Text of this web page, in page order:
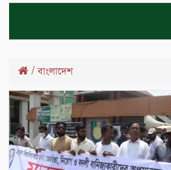
/বাংলাদেশ